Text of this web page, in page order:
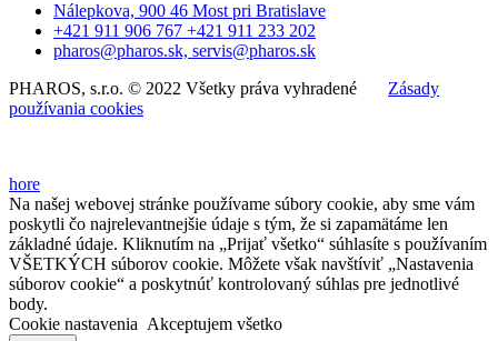
Nálepkova, 900 46 Most pri Bratislave
+421 911 906 767 +421 911 233 202
pharos@pharos.sk, servis@pharos.sk
PHAROS, s.r.o. © 2022 Všetky práva vyhradené Zásady
používania cookies
hore
Na našej webovej stránke používame súbory cookie, aby sme vám
poskytli čo najrelevantnejšie údaje s tým, že si zapamätáme len
základné údaje. Kliknutím na „Prijať všetko“ súhlasíte s používaním
VŠETKÝCH súborov cookie. Môžete však navštíviť „Nastavenia
súborov cookie“ a poskytnúť kontrolovaný súhlas pre jednotlivé
body.
Cookie nastavenia Akceptujem všetko